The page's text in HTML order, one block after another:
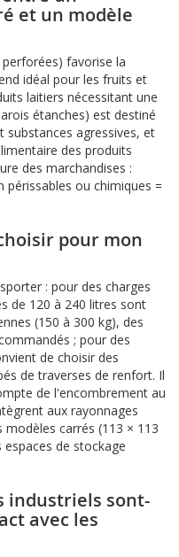
et un modèle
favorise la
idéal pour les fruits et
laitiers nécessitant une
étanches) est destiné
substances agressives, et
des produits
des marchandises :
ou chimiques =
pour mon
: pour des charges
de 120 à 240 litres sont
(150 à 300 kg), des
; pour des
de choisir des
de traverses de renfort. Il
de l'encombrement au
aux rayonnages
carrés (113 × 113
de stockage
industriels sont-
avec les